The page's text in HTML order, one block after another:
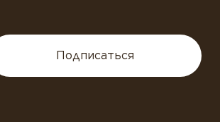
Подписаться